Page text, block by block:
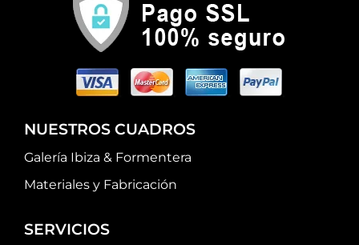
NUESTROS CUADROS
Galería Ibiza & Formentera
Materiales y Fabricación
SERVICIOS